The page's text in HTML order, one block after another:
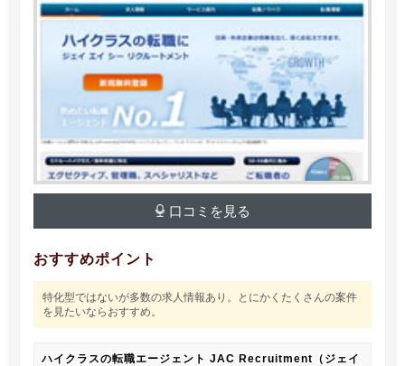
口コミを見る
おすすめポイント
特化型ではないが多数の求人情報あり。とにかくたくさんの案件
を見たいならおすすめ。
ハイクラスの転職エージェント JAC Recruitment（ジェイ